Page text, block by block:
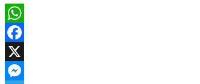
WhatsApp
Facebook
X